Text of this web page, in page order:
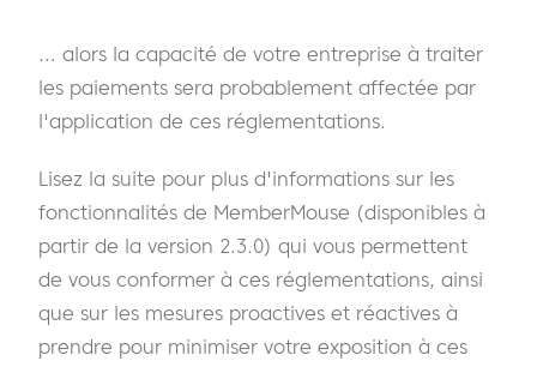
... alors la capacité de votre entreprise à traiter
les paiements sera probablement affectée par
l'application de ces réglementations.
Lisez la suite pour plus d'informations sur les
fonctionnalités de MemberMouse (disponibles à
partir de la version 2.3.0) qui vous permettent
de vous conformer à ces réglementations, ainsi
que sur les mesures proactives et réactives à
prendre pour minimiser votre exposition à ces